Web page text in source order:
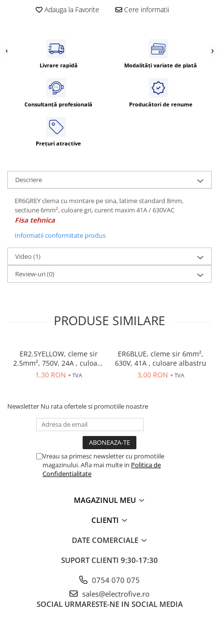
Seria DTK
Controler PID avansat - Blue Line
Counter Timer Tahometru
Senzori industriali
Senzori capacitivi
Senzori de presiune
Senzori distanta
Senzori fotoelectrici
Senzori magnetici-rezistivi
Senzori ultrasonici
Butoane Ex
Lampi EXIT Ex
Bariere optice de protectie
Control si comutatie
Surse de alimentare
MINI-PS
Module redundanta
Seria CliQ II
Seria Dimensions
Seria DRA
Seria Lyte
Seria PMT&PMC
Seria Sync
Intrerupatoare de protectie
Direct-On-Line Starters
Cleme sir
Adauga la Favorite Cere informatii
Livrare rapidă Modalități variate de plată
Consultanță profesională Producători de renume
Prețuri atractive
Descriere
ER6GREY clema cu montare pe sina, latime standard 8mm,
sectiune 6mm², culoare gri, curent maxim 41A / 630VAC
Fisa tehnica
Informatii conformitate produs
Video (1)
Review-uri(0)
PRODUSE SIMILARE
ER2.5YELLOW, cleme sir
2.5mm², 750V, 24A , culoare
galbena
1,30 RON + TVA
ER6BLUE, cleme sir 6mm²,
630V, 41A , culoare albastru
3,00 RON + TVA
Newsletter Nu rata ofertele si promotiile noastre
Vreau sa primesc newsletter cu promotiile
magazinului. Afla mai multe in Politica de
Confidentialitate
MAGAZINUL MEU
CLIENTI
DATE COMERCIALE
SUPORT CLIENTI 9:30-17:30
0754 070 075
sales@electrofive.ro
SOCIAL URMARESTE-NE IN SOCIAL MEDIA